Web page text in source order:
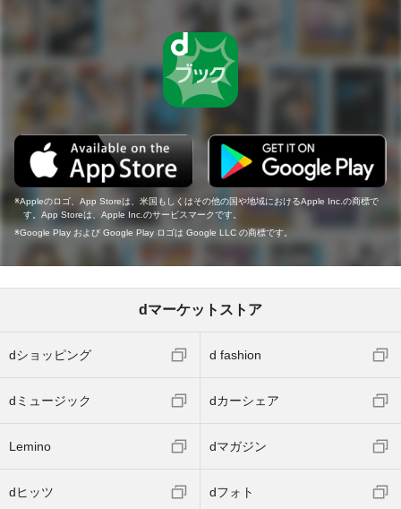
Appleのロゴ、App Storeは、米国もしくはその他の国や地域におけるApple Inc.の商標で
す。App Storeは、Apple Inc.のサービスマークです。
Google Play および Google Play ロゴは Google LLC の商標です。
dマーケットストア
dショッピング d fashion
dミュージック dカーシェア
Lemino dマガジン
dヒッツ dフォト